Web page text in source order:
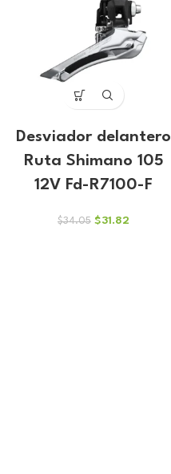
Desviador delantero
Ruta Shimano 105
12V Fd-R7100-F
$34.05 El
$31.82